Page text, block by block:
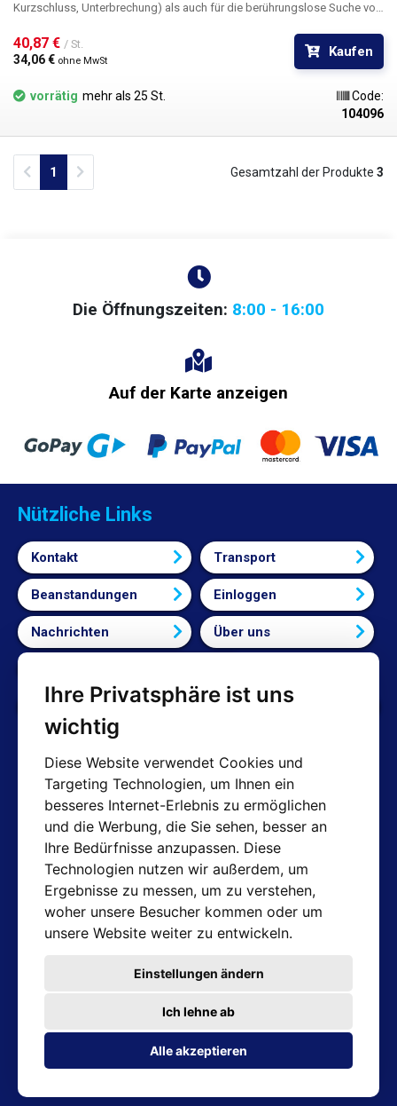
Ihre Privatsphäre ist uns
wichtig
Diese Website verwendet Cookies und
Targeting Technologien, um Ihnen ein
besseres Internet-Erlebnis zu ermöglichen
und die Werbung, die Sie sehen, besser an
Ihre Bedürfnisse anzupassen. Diese
Technologien nutzen wir außerdem, um
Ergebnisse zu messen, um zu verstehen,
woher unsere Besucher kommen oder um
unsere Website weiter zu entwickeln.
Alle akzeptieren
Ich lehne ab
Einstellungen ändern
Kurzschluss, Unterbrechung) als auch für die berührungslose Suche von
eingesetzt. Drähte müssen immer von der Spannung oder dem Gerät
getrennt werden. (beide freie Enden). Die LEDs am Gerätekörper dienen
akustisches Signal mit Lautstärkeregler oder eine Kopfhörerbuchse
können ebenfalls zur berührungslosen Drahtsuche genutzt werden.
40,87 € / St.
34,06 € ohne MwSt
Kaufen
vorrätig mehr als 25 St.
Code:
104096
Previous
1 Gesamtzahl der Produkte 3
Die Öffnungszeiten: 8:00 - 16:00
Auf der Karte anzeigen
Nützliche Links
Kontakt Transport
Beanstandungen Einloggen
Nachrichten Über uns
Cookie-Einstellungen bearbeiten
AT-Kontakte
Shop: info@hotair.cz
+420 603 357 606 (Nur Englisch)
Mo-Fr: 7:30 – 15:00
Technische Abteilung: servis@hotair.cz
Ausgabe von Waren
(Tschechische Republik - Ostrava)
Adresse des Geschäfts